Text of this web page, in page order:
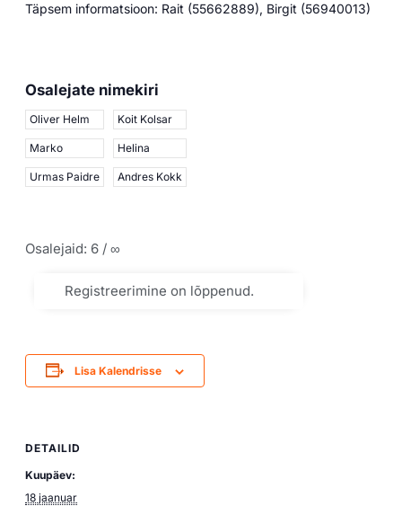
Täpsem informatsioon: Rait (55662889), Birgit (56940013)
Osalejate nimekiri
Oliver Helm
Marko
Urmas Paidre
Koit Kolsar
Helina
Andres Kokk
Osalejaid: 6 / ∞
Registreerimine on lõppenud.
Lisa Kalendrisse
DETAILID
Kuupäev:
18 jaanuar